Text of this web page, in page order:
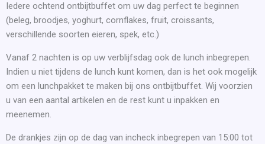
Iedere ochtend ontbijtbuffet om uw dag perfect te beginnen
(beleg, broodjes, yoghurt, cornflakes, fruit, croissants,
verschillende soorten eieren, spek, etc.)
Vanaf 2 nachten is op uw verblijfsdag ook de lunch inbegrepen.
Indien u niet tijdens de lunch kunt komen, dan is het ook mogelijk
om een lunchpakket te maken bij ons ontbijtbuffet. Wij voorzien
u van een aantal artikelen en de rest kunt u inpakken en
meenemen.
De drankjes zijn op de dag van incheck inbegrepen van 15:00 tot